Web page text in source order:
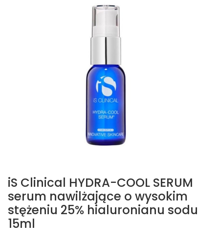
iS Clinical HYDRA-COOL SERUM
serum nawilżające o wysokim
stężeniu 25% hialuronianu sodu
15ml